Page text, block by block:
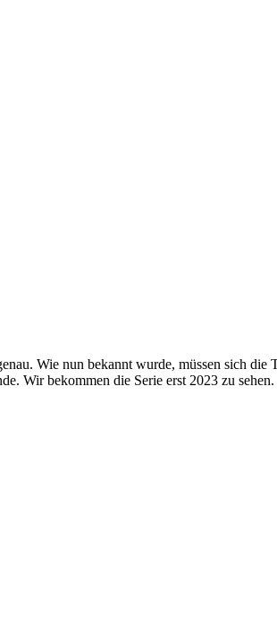
Wie nun bekannt wurde, müssen sich
Wir bekommen die Serie erst 2023 zu sehen.